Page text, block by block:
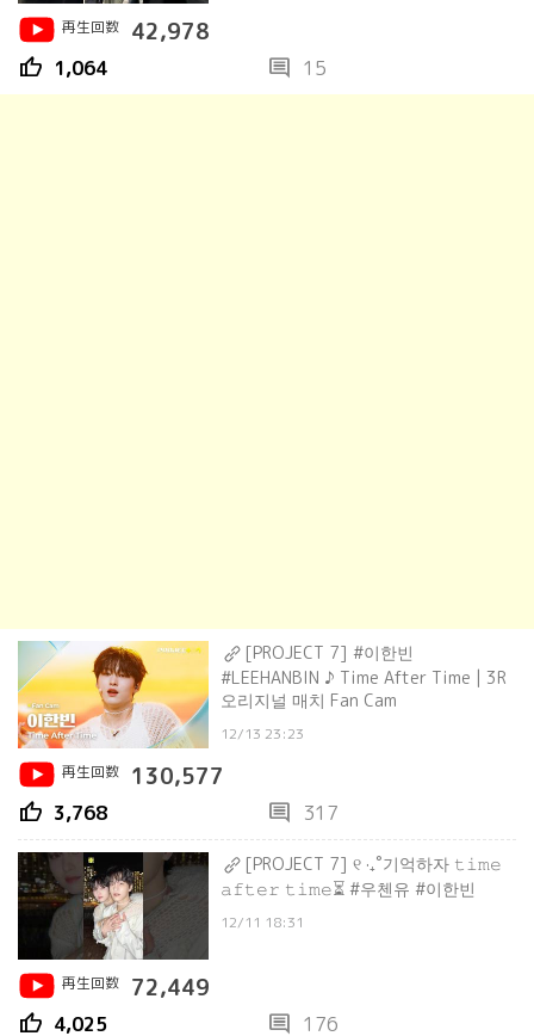
再生回数
42,978
thumb_up 1,064 comment 15
[PROJECT 7] #이한빈
#LEEHANBIN ♪ Time After Time | 3R
오리지널 매치 Fan Cam
12/13 23:23
再生回数
130,577
thumb_up 3,768 comment 317
[PROJECT 7] ୧ ·₊˚기억하자 𝚝𝚒𝚖𝚎
𝚊𝚏𝚝𝚎𝚛 𝚝𝚒𝚖𝚎⏳ #우첸유 #이한빈
12/11 18:31
再生回数 72,449
thumb_up 4,025 comment 176